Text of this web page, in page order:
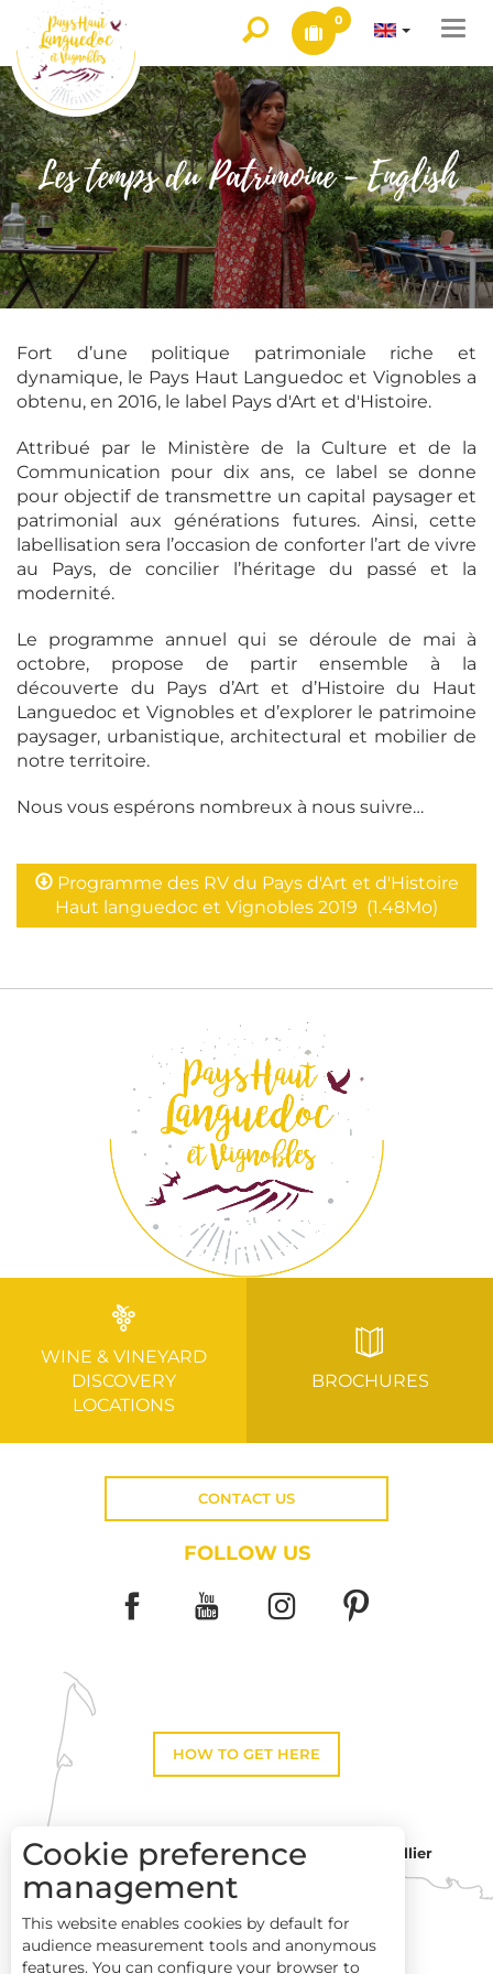
0
Les temps du Patrimoine - English
Fort d’une politique patrimoniale riche et
dynamique, le Pays Haut Languedoc et Vignobles a
obtenu, en 2016, le label Pays d'Art et d'Histoire.
Attribué par le Ministère de la Culture et de la
Communication pour dix ans, ce label se donne
pour objectif de transmettre un capital paysager et
patrimonial aux générations futures. Ainsi, cette
labellisation sera l’occasion de conforter l’art de vivre
au Pays, de concilier l’héritage du passé et la
modernité.
Le programme annuel qui se déroule de mai à
octobre, propose de partir ensemble à la
découverte du Pays d’Art et d’Histoire du Haut
Languedoc et Vignobles et d’explorer le patrimoine
paysager, urbanistique, architectural et mobilier de
notre territoire.
Nous vous espérons nombreux à nous suivre…
Programme des RV du Pays d'Art et d'Histoire
Haut languedoc et Vignobles 2019 (1.48Mo)
WINE & VINEYARD
DISCOVERY
LOCATIONS
BROCHURES
CONTACT US
FOLLOW US
HOW TO GET HERE
Toulouse
Montpellier
Perpignan
Cookie preference
management
This website enables cookies by default for
audience measurement tools and anonymous
features. You can configure your browser to